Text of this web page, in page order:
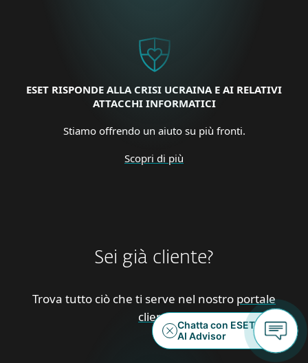
ESET RISPONDE ALLA CRISI UCRAINA E AI RELATIVI
ATTACCHI INFORMATICI
Stiamo offrendo un aiuto su più fronti.
Scopri di più
Sei già cliente?
Trova tutto ciò che ti serve nel nostro portale
clienti